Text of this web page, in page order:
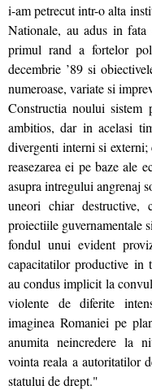
i-am petrecut intr-o alta
Nationale, au adus in
primul rand a fortelor
decembrie ’89 si
numeroase, variate si
Constructia noului
ambitios, dar in acelasi
divergenti interni si
reasezarea ei pe baze ale
asupra intregului angrenaj
uneori chiar destructive,
proiectiile guvernamentale
fondul unui evident
capacitatilor productive in
au condus implicit la
violente de diferite
imaginea Romaniei pe
anumita neincredere la
vointa reala a autoritatilor
statului de drept."